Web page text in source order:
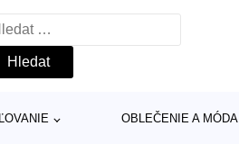
OBLEČENIE A MÓDA